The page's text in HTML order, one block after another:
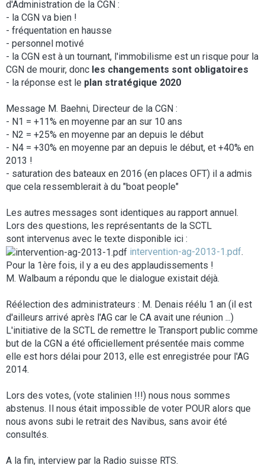
d'Administration de la CGN :
- la CGN va bien !
- fréquentation en hausse
- personnel motivé
- la CGN est à un tournant, l'immobilisme est un risque pour la
CGN de mourir, donc les changements sont obligatoires
- la réponse est le plan stratégique 2020
Message M. Baehni, Directeur de la CGN :
- N1 = +11% en moyenne par an sur 10 ans
- N2 = +25% en moyenne par an depuis le début
- N4 = +30% en moyenne par an depuis le début, et +40% en
2013 !
- saturation des bateaux en 2016 (en places OFT) il a admis
que cela ressemblerait à du "boat people"
Les autres messages sont identiques au rapport annuel.
Lors des questions, les représentants de la SCTL
sont intervenus avec le texte disponible ici :
intervention-ag-2013-1.pdf.
Pour la 1ère fois, il y a eu des applaudissements !
M. Walbaum a répondu que le dialogue existait déjà.
Réélection des administrateurs : M. Denais réélu 1 an (il est
d'ailleurs arrivé après l'AG car le CA avait une réunion ...)
L'initiative de la SCTL de remettre le Transport public comme
but de la CGN a été officiellement présentée mais comme
elle est hors délai pour 2013, elle est enregistrée pour l'AG
2014.
Lors des votes, (vote stalinien !!!) nous nous sommes
abstenus. Il nous était impossible de voter POUR alors que
nous avons subi le retrait des Navibus, sans avoir été
consultés.
A la fin, interview par la Radio suisse RTS.